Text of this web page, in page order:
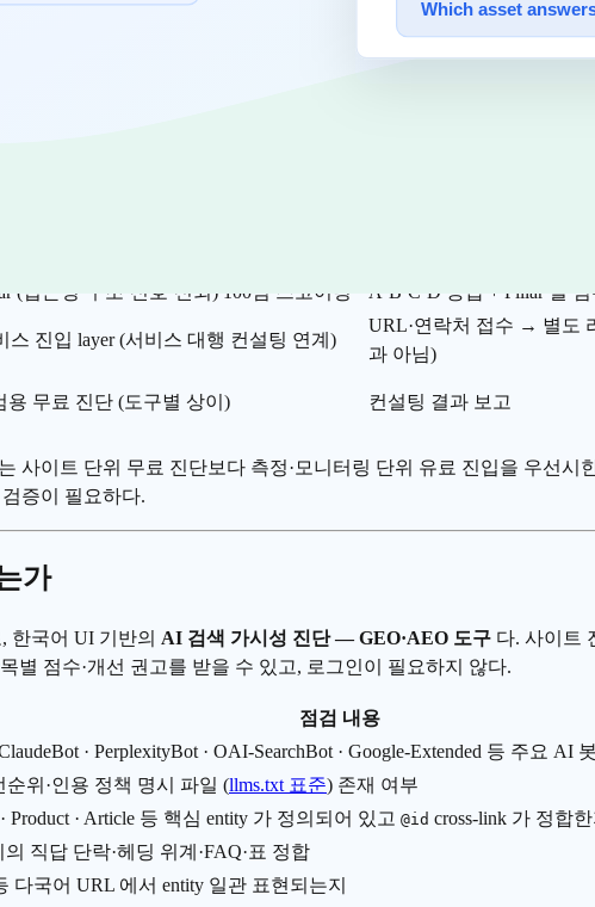
(접근성·구조·신호·신뢰) 100점 스코어링 A·B·C·D 등급 + Pillar 별
스 진입 layer (서비스 대행 컨설팅 연계)
URL·연락처 접수 → 별도
과 아님)
용 무료 진단 (도구별 상이) 컨설팅 결과 보고
는 사이트 단위 무료 진단보다 측정·모니터링 단위 유료 진입을 우선시
증이 필요하다.
가
한국어 UI 기반의 AI 검색 가시성 진단 — GEO·AEO 도구 다. 사이트
별 점수·개선 권고를 받을 수 있고, 로그인이 필요하지 않다.
점검 내용
· PerplexityBot · OAI-SearchBot · Google-Extended 등 주요
위·인용 정책 명시 파일 (llms.txt 표준) 존재 여부
Product · Article 등 핵심 entity 가 정의되어 있고 @id cross-link 가 정합한
직답 단락·헤딩 위계·FAQ·표 정합
다국어 URL 에서 entity 일관 표현되는지